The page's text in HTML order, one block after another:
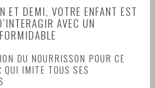
ET DEMI, VOTRE ENFANT EST
AVEC UN
DU NOURRISSON POUR CE
QUI IMITE TOUS SES